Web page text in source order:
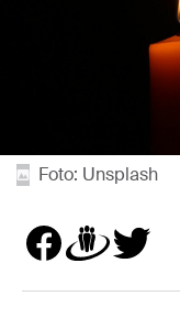
Foto: Unsplash